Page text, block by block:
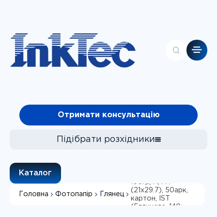
Отримати консультацію
Підібрати розхідники
Підібрати
Фотопапір
СБПЧ
Головна
Контакти
Клієнтам
Каталог
Головна Фотопапір Глянец
(21х29.7), 50арк,
картон, IST
(Глянцева, 140 -